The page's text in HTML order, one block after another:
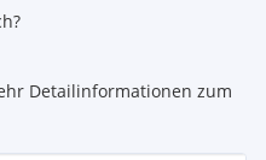
Detailinformationen zum